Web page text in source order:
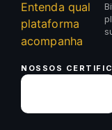
NOSSOS